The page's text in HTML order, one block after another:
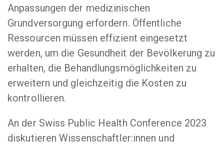
Anpassungen der medizinischen
Grundversorgung erfordern. Öffentliche
Ressourcen müssen effizient eingesetzt
werden, um die Gesundheit der Bevölkerung zu
erhalten, die Behandlungsmöglichkeiten zu
erweitern und gleichzeitig die Kosten zu
kontrollieren.
An der Swiss Public Health Conference 2023
diskutieren Wissenschaftler:innen und